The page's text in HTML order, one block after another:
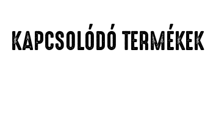
KAPCSOLÓDÓ TERMÉKEK